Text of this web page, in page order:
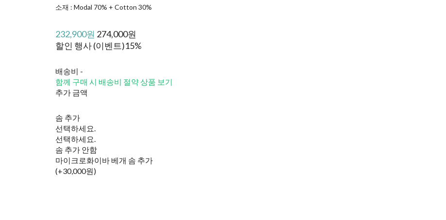
소재 : Modal 70% + Cotton 30%
232,900원 274,000원
할인 행사 (이벤트)15%
배송비 -
함께 구매 시 배송비 절약 상품 보기
추가 금액
솜 추가
선택하세요.
선택하세요.
솜 추가 안함
마이크로화이바 베개 솜 추가
(+30,000원)